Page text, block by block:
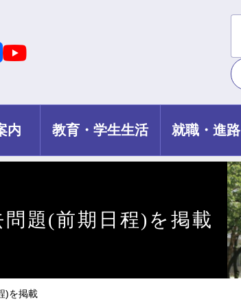
内 教育・学生生活 就職・進路
題(前期日程)を掲載
)を掲載